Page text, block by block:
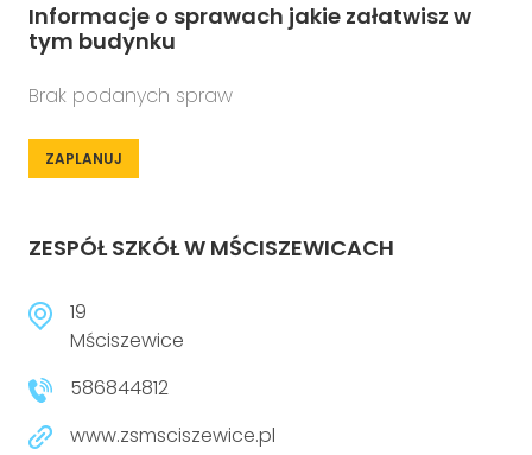
Informacje o sprawach jakie załatwisz w
tym budynku
Brak podanych spraw
ZAPLANUJ
ZESPÓŁ SZKÓŁ W MŚCISZEWICACH
19
Mściszewice
586844812
www.zsmsciszewice.pl